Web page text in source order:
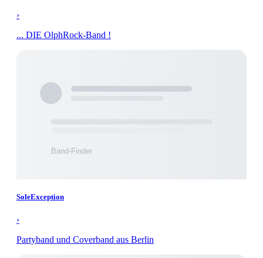
›
... DIE OlphRock-Band !
SoleException
›
Partyband und Coverband aus Berlin